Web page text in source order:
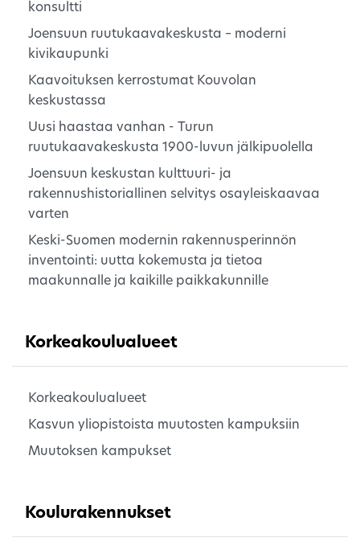
konsultti
Joensuun ruutukaavakeskusta – moderni
kivikaupunki
Kaavoituksen kerrostumat Kouvolan
keskustassa
Uusi haastaa vanhan - Turun
ruutukaavakeskusta 1900-luvun jälkipuolella
Joensuun keskustan kulttuuri- ja
rakennushistoriallinen selvitys osayleiskaavaa
varten
Keski-Suomen modernin rakennusperinnön
inventointi: uutta kokemusta ja tietoa
maakunnalle ja kaikille paikkakunnille
Korkeakoulualueet
Korkeakoulualueet
Kasvun yliopistoista muutosten kampuksiin
Muutoksen kampukset
Koulurakennukset